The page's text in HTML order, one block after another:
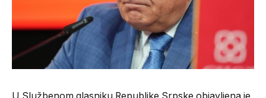
U Službenom glasniku Republike Srpske objavljena je